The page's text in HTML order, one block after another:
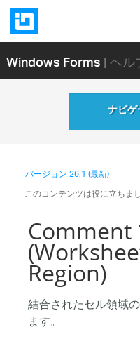
Windows Forms| ヘ
ナビ
バージョン26.1 (最新)
このコンテンツは役に立ちま
Comment
Region)
結合されたセル領域
ます。